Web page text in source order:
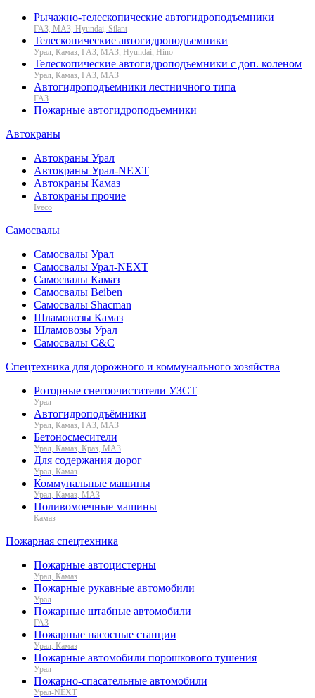
Рычажно-телескопические автогидроподъемники
ГАЗ, МАЗ, Hyundai, Silant
Телескопические автогидроподъемники
Урал, Камаз, ГАЗ, МАЗ, Hyundai, Hino
Телескопические автогидроподъемники с доп. коленом
Урал, Камаз, ГАЗ, МАЗ
Автогидроподъемники лестничного типа
ГАЗ
Пожарные автогидроподъемники
Автокраны
Автокраны Урал
Автокраны Урал-NEXT
Автокраны Камаз
Автокраны прочие
Iveco
Самосвалы
Самосвалы Урал
Самосвалы Урал-NEXT
Самосвалы Камаз
Самосвалы Beiben
Самосвалы Shacman
Шламовозы Камаз
Шламовозы Урал
Самосвалы C&C
Спецтехника для дорожного и коммунального хозяйства
Роторные снегоочистители УЗСТ
Урал
Автогидроподъёмники
Урал, Камаз, ГАЗ, МАЗ
Бетоносмесители
Урал, Камаз, Краз, МАЗ
Для содержания дорог
Урал, Камаз
Коммунальные машины
Урал, Камаз, МАЗ
Поливомоечные машины
Камаз
Пожарная спецтехника
Пожарные автоцистерны
Урал, Камаз
Пожарные рукавные автомобили
Урал
Пожарные штабные автомобили
ГАЗ
Пожарные насосные станции
Урал, Камаз
Пожарные автомобили порошкового тушения
Урал
Пожарно-спасательные автомобили
Урал-NEXT